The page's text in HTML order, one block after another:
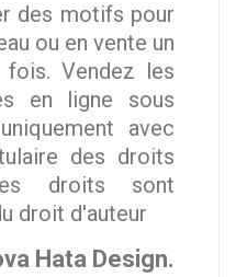
des motifs pour
ou en vente un
Vendez les
en ligne sous
avec
des droits
droits sont
droit d'auteur
Hata Design.